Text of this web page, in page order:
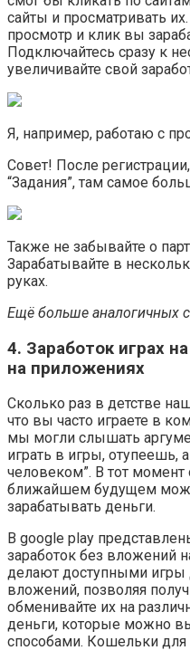
сайты и просматривать
просмотр и клик вы
Подключайтесь сразу к
увеличивайте свой
Я, например, работаю с
Совет! После
“Задания”, там самое
Также не забывайте о
Зарабатывайте в
руках.
Ещё больше аналогичных
4. Заработок играх
на приложениях
Сколько раз в детстве
что вы часто играете в
мы могли слышать
играть в игры, отупеешь,
человеком”. В тот
ближайшем будущем
зарабатывать деньги.
В google play
заработок без вложений
делают доступными игры
вложений, позволяя
обменивайте их на
деньги, которые можно
способами. Кошельки для